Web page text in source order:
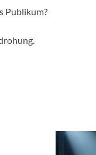
Publikum?